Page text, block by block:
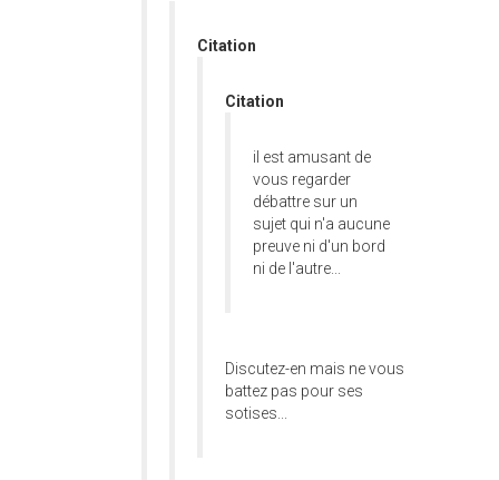
Citation
Citation
il est amusant de
vous regarder
débattre sur un
sujet qui n'a aucune
preuve ni d'un bord
ni de l'autre...
Discutez-en mais ne vous
battez pas pour ses
sotises...